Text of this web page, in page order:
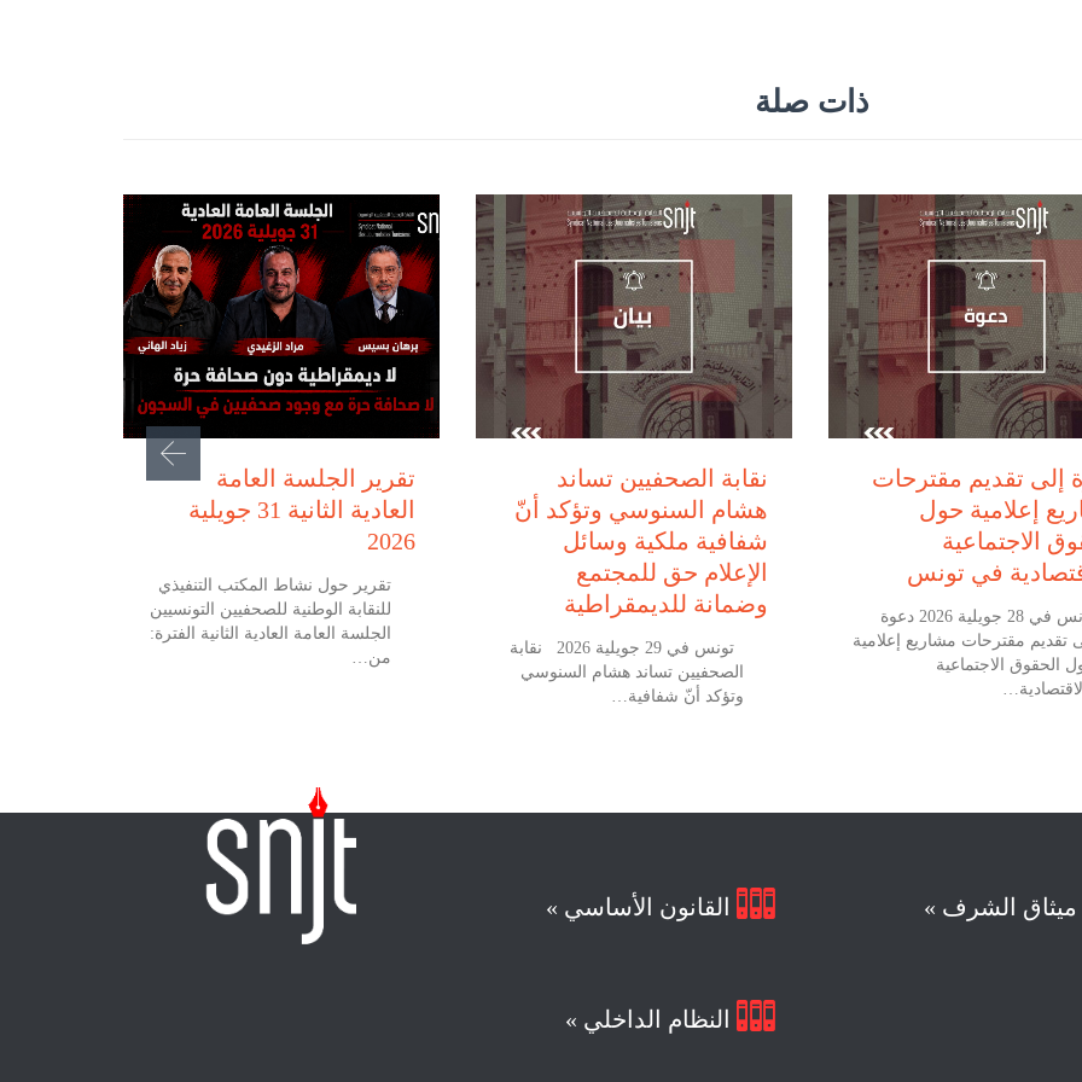
ذات صلة
تقرير الجلسة العامة
العادية الثانية 31 جويلية
2026
تقرير حول نشاط المكتب التنفيذي
للنقابة الوطنية للصحفيين التونسيين
الجلسة العامة العادية الثانية الفترة:
من…
نقابة الصحفيين تساند
هشام السنوسي وتؤكد أنّ
شفافية ملكية وسائل
الإعلام حق للمجتمع
وضمانة للديمقراطية
تونس في 29 جويلية 2026 نقابة
الصحفيين تساند هشام السنوسي
وتؤكد أنّ شفافية…
إلى تقديم مقترحات
إعلامية حول
الاجتماعية
في تونس
تونس في 28 جويلية 2026 دعوة
تقديم مقترحات مشاريع إعلامية
الحقوق الاجتماعية
 القانون الأساسي »
 النظام الداخلي »
ميثاق الشرف »